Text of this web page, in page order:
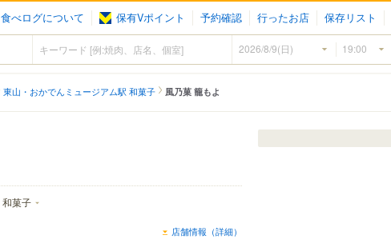
食べログについて 保有Vポイント 予約確認 行ったお店 保存リスト
東山・おかでんミュージアム駅 和菓子 風乃菓 籠もよ
和菓子
店舗情報（詳細）